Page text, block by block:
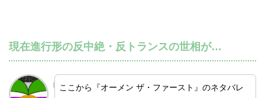
現在進行形の反中絶・反トランスの世相が…
ここから『オーメン ザ・ファースト』のネタバレ